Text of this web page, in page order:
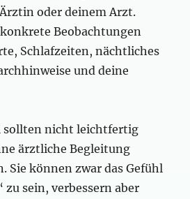
oder deinem Arzt.
Beobachtungen
Schlafzeiten, nächtliches
und deine
sollten nicht leichtfertig
ärztliche Begleitung
Sie können zwar das Gefühl
sein, verbessern aber